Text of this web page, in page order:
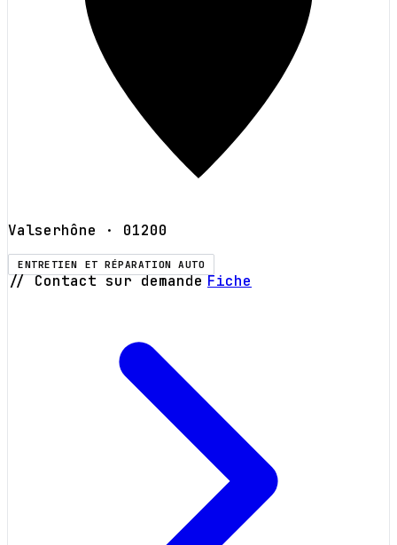
Valserhône · 01200
ENTRETIEN ET RÉPARATION AUTO
// Contact sur demande Fiche